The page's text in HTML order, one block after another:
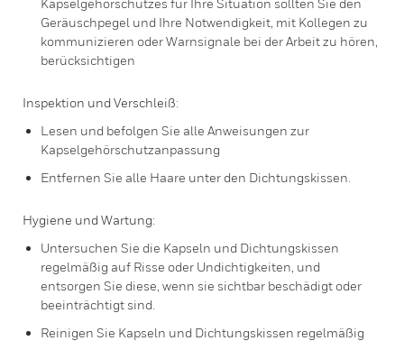
Kapselgehörschutzes für Ihre Situation sollten Sie den
Geräuschpegel und Ihre Notwendigkeit, mit Kollegen zu
kommunizieren oder Warnsignale bei der Arbeit zu hören,
berücksichtigen
Inspektion und Verschleiß:
Lesen und befolgen Sie alle Anweisungen zur
Kapselgehörschutzanpassung
Entfernen Sie alle Haare unter den Dichtungskissen.
Hygiene und Wartung:
Untersuchen Sie die Kapseln und Dichtungskissen
regelmäßig auf Risse oder Undichtigkeiten, und
entsorgen Sie diese, wenn sie sichtbar beschädigt oder
beeinträchtigt sind.
Reinigen Sie Kapseln und Dichtungskissen regelmäßig